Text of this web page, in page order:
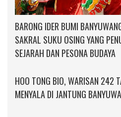
BARONG IDER BUMI
SAKRAL SUKU OSING YANG
SEJARAH DAN PESONA BUDAYA
HOO TONG BIO, WARISAN 242
MENYALA DI JANTUNG